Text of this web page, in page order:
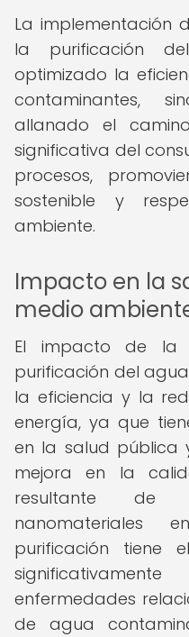
La implementación
la purificación
optimizado la
contaminantes,
allanado el
significativa del
procesos,
sostenible y
ambiente.
Impacto en la
medio
El impacto de la
purificación del
la eficiencia y la
energía, ya que
en la salud pública
mejora en la
resultante
nanomateriales
purificación tiene
enfermedades
de agua